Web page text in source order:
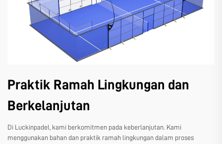
Praktik Ramah Lingkungan dan
Berkelanjutan
Di Luckinpadel, kami berkomitmen pada keberlanjutan. Kami
menggunakan bahan dan praktik ramah lingkungan dalam proses